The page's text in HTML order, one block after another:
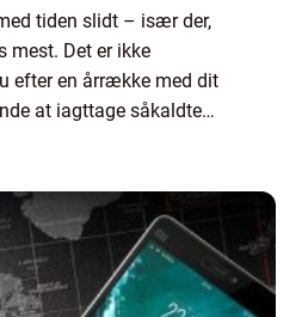
tiden slidt – især der,
mest. Det er ikke
efter en årrække med dit
at iagttage såkaldte